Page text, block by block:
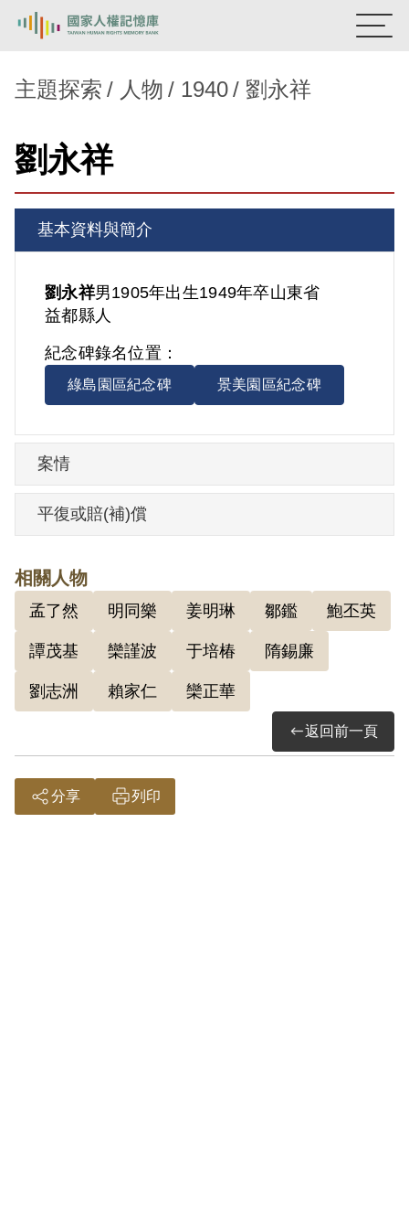
新生訓導處
主題探索
背景知識
關於我們
主題探索 人物 1940 劉永祥
劉永祥
基本資料與簡介
劉永祥男1905年出生1949年卒山東省
益都縣人
紀念碑錄名位置：
綠島園區紀念碑 景美園區紀念碑
案情
平復或賠(補)償
相關人物
孟了然 明同樂 姜明琳 鄒鑑 鮑丕英
譚茂基 欒謹波 于培椿 隋錫廉
劉志洲 賴家仁 欒正華
返回前一頁
分享 列印